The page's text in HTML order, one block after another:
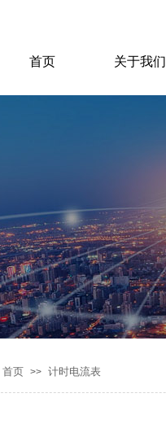
首页 >> 计时电流表
首页 关于我们